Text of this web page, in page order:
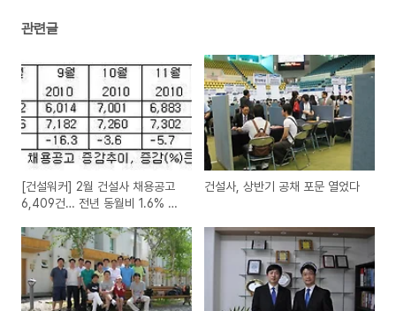
관련글
[건설워커] 2월 건설사 채용공고
6,409건… 전년 동월비 1.6% 감
건설사, 상반기 공채 포문 열었다